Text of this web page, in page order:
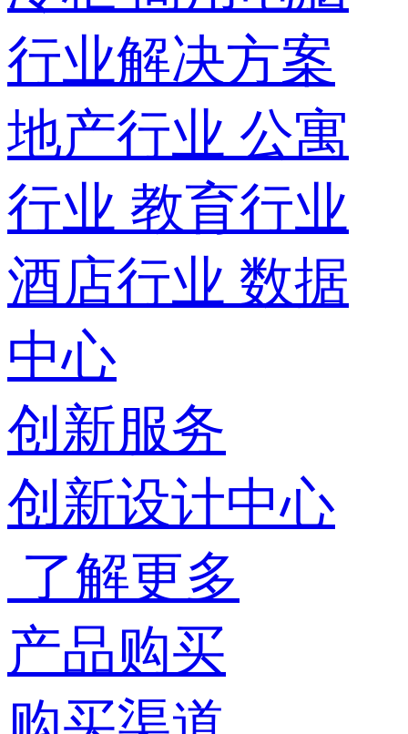
行业解决方案
地产行业 公寓
行业 教育行业
酒店行业 数据
中心
创新服务
创新设计中心
了解更多
产品购买